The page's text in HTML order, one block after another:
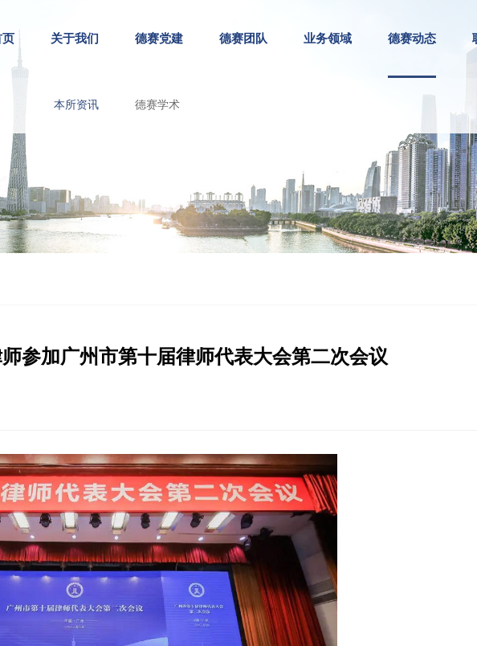
页 关于我们 德赛党建 德赛团队 业务领域 德赛动态
本所资讯 德赛学术
参加广州市第十届律师代表大会第二次会议